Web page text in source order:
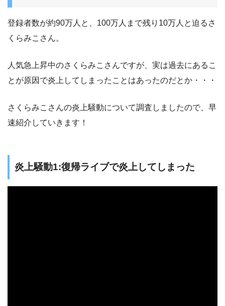
登録者数が約90万人と、100万人まで残り10万人と迫るさ
くらみこさん。
人気急上昇中のさくらみこさんですが、実は過去にあるこ
とが原因で炎上してしまったことはあったのだとか・・・
さくらみこさんの炎上騒動について調査しましたので、早
速紹介していきます！
炎上騒動1:復帰ライブで炎上してしまった